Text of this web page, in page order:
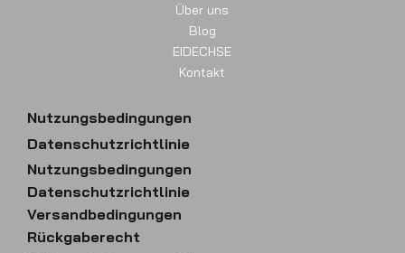
Über uns
Blog
EIDECHSE
Kontakt
Nutzungsbedingungen
Datenschutzrichtlinie
Nutzungsbedingungen
Datenschutzrichtlinie
Versandbedingungen
Rückgaberecht